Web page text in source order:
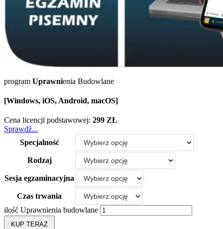
program Uprawnienia Budowlane
[Windows, iOS, Android, macOS]
Cena licencji podstawowej: 299 ZŁ
Sprawdź...
Specjalność
Rodzaj
Sesja egzaminacyjna
Czas trwania
ilość Uprawnienia budowlane
KUP TERAZ